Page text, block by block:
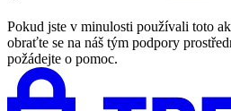
Pokud jste v minulosti používali toto
obraťte se na náš tým podpory
požádejte o pomoc.